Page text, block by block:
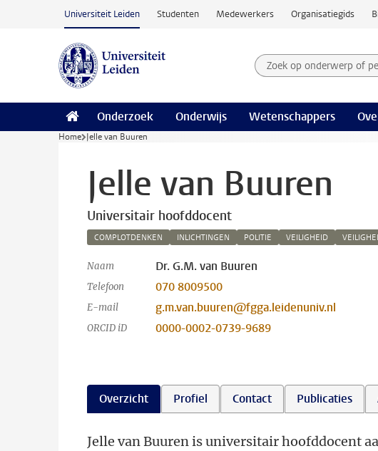
Ga naar hoofdinhoud
Universiteit Leiden Studenten Medewerkers Organisatiegids
Zoek op onderwerp
Zoekterm
Onderzoek Onderwijs Wetenschappers
Home Jelle van Buuren
Jelle van Buuren
Universitair hoofddocent
COMPLOTDENKEN INLICHTINGEN POLITIE VEILIGHEID
Naam Dr. G.M. van Buuren
Telefoon 070 8009500
E-mail g.m.van.buuren@fgga.leidenuniv.nl
ORCID iD 0000-0002-0739-9689
Overzicht Profiel Contact Publicaties
Jelle van Buuren is universitair hoofddocent